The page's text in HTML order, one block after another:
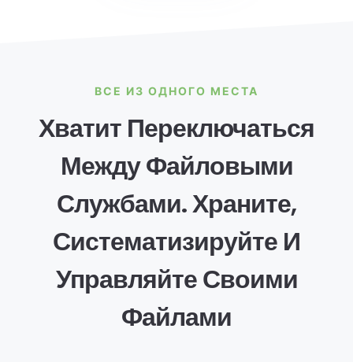
ВСЕ ИЗ ОДНОГО МЕСТА
Хватит Переключаться
Между Файловыми
Службами. Храните,
Систематизируйте И
Управляйте Своими
Файлами